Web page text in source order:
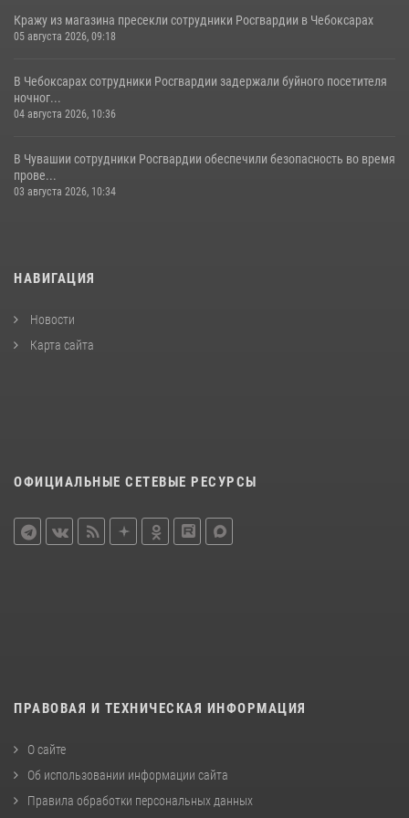
Кражу из магазина пресекли сотрудники Росгвардии в Чебоксарах
05 августа 2026, 09:18
В Чебоксарах сотрудники Росгвардии задержали буйного посетителя
ночног...
04 августа 2026, 10:36
В Чувашии сотрудники Росгвардии обеспечили безопасность во время
прове...
03 августа 2026, 10:34
НАВИГАЦИЯ
Новости
Карта сайта
ОФИЦИАЛЬНЫЕ СЕТЕВЫЕ РЕСУРСЫ
ПРАВОВАЯ И ТЕХНИЧЕСКАЯ ИНФОРМАЦИЯ
О сайте
Об использовании информации сайта
Правила обработки персональных данных